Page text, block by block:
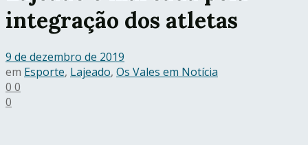
integração dos atletas
9 de dezembro de 2019
em Esporte, Lajeado, Os Vales em Notícia
0 0
0